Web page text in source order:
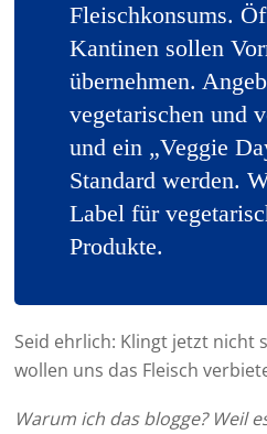
Fleischkonsums.
Kantinen sollen
übernehmen.
vegetarischen und
und ein „Veggie
Standard werden.
Label für
Produkte.
Seid ehrlich: Klingt jetzt nicht
wollen uns das Fleisch
Warum ich das blogge? Weil